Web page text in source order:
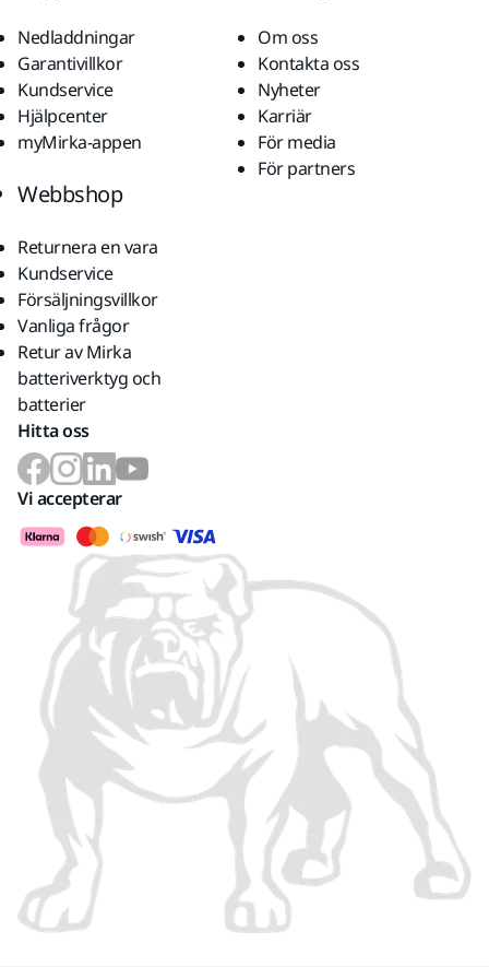
Nedladdningar
Garantivillkor
Kundservice
Hjälpcenter
myMirka-appen
Om oss
Kontakta oss
Nyheter
Karriär
För media
För partners
Webbshop
Returnera en vara
Kundservice
Försäljningsvillkor
Vanliga frågor
Retur av Mirka
batteriverktyg och
batterier
Hitta oss
Vi accepterar